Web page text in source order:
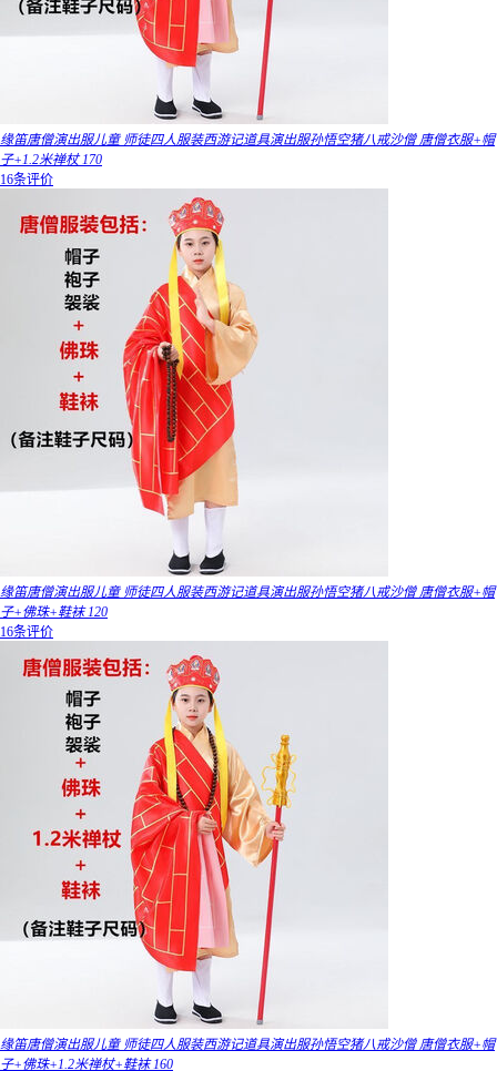
缘笛唐僧演出服儿童 师徒四人服装西游记道具演出服孙悟空猪八戒沙僧 唐僧衣服+帽
子+1.2米禅杖 170
16条评价
缘笛唐僧演出服儿童 师徒四人服装西游记道具演出服孙悟空猪八戒沙僧 唐僧衣服+帽
子+佛珠+鞋袜 120
16条评价
缘笛唐僧演出服儿童 师徒四人服装西游记道具演出服孙悟空猪八戒沙僧 唐僧衣服+帽
子+佛珠+1.2米禅杖+鞋袜 160